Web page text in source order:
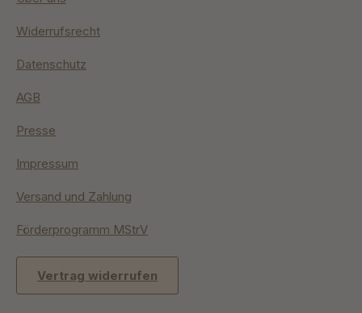
Widerrufsrecht
Datenschutz
AGB
Presse
Impressum
Versand und Zahlung
Förderprogramm MStrV
Vertrag widerrufen